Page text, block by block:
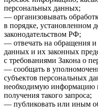
персональных данных;
— организовывать
в порядке, установленном
законодательством РФ;
— отвечать на обращения и
данных и их законных
с требованиями Закона о
— сообщать в
субъектов персональных
необходимую информацию
получения такого запроса;
— публиковать или иным